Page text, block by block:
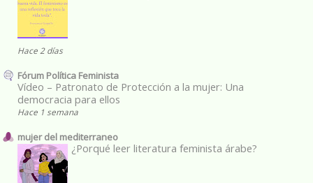
Hace 2 días
Fórum Política Feminista
Vídeo – Patronato de Protección a la mujer: Una
democracia para ellos
Hace 1 semana
mujer del mediterraneo
¿Porqué leer literatura feminista árabe?